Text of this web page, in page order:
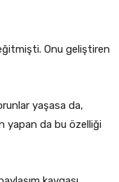
Onu geliştiren
yaşasa da,
yapan da bu özelliği